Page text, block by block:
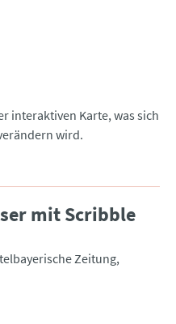
interaktiven Karte, was sich
wird.
mit Scribble
Zeitung